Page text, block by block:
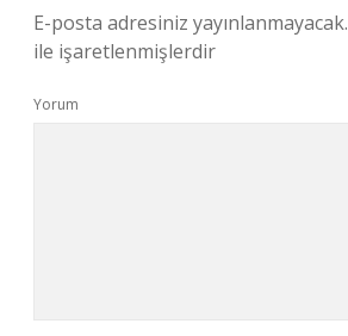
E-posta adresiniz yayınlanmayacak.
ile işaretlenmişlerdir
Yorum